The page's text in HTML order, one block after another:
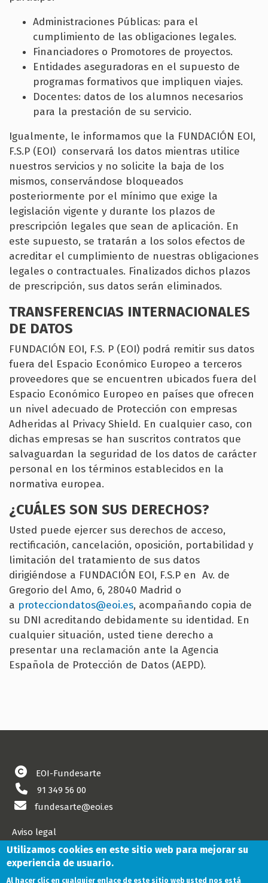
Administraciones Públicas: para el
cumplimiento de las obligaciones legales.
Financiadores o Promotores de proyectos.
Entidades aseguradoras en el supuesto de
programas formativos que impliquen viajes.
Docentes: datos de los alumnos necesarios
para la prestación de su servicio.
Igualmente, le informamos que la FUNDACIÓN EOI,
F.S.P (EOI) conservará los datos mientras utilice
nuestros servicios y no solicite la baja de los
mismos, conservándose bloqueados
posteriormente por el mínimo que exige la
legislación vigente y durante los plazos de
prescripción legales que sean de aplicación. En
este supuesto, se tratarán a los solos efectos de
acreditar el cumplimiento de nuestras obligaciones
legales o contractuales. Finalizados dichos plazos
de prescripción, sus datos serán eliminados.
TRANSFERENCIAS INTERNACIONALES
DE DATOS
FUNDACIÓN EOI, F.S. P (EOI) podrá remitir sus datos
fuera del Espacio Económico Europeo a terceros
proveedores que se encuentren ubicados fuera del
Espacio Económico Europeo en países que ofrecen
un nivel adecuado de Protección con empresas
Adheridas al Privacy Shield. En cualquier caso, con
dichas empresas se han suscritos contratos que
salvaguardan la seguridad de los datos de carácter
personal en los términos establecidos en la
normativa europea.
¿CUÁLES SON SUS DERECHOS?
Usted puede ejercer sus derechos de acceso,
rectificación, cancelación, oposición, portabilidad y
limitación del tratamiento de sus datos
dirigiéndose a FUNDACIÓN EOI, F.S.P en Av. de
Gregorio del Amo, 6, 28040 Madrid o
a protecciondatos@eoi.es, acompañando copia de
su DNI acreditando debidamente su identidad. En
cualquier situación, usted tiene derecho a
presentar una reclamación ante la Agencia
Española de Protección de Datos (AEPD).
EOI-Fundesarte
91 349 56 00
fundesarte@eoi.es
Aviso legal
Cookies
Política de privacidad
Utilizamos cookies en este sitio web para mejorar su
experiencia de usuario.
Al hacer clic en cualquier enlace de este sitio web usted nos está